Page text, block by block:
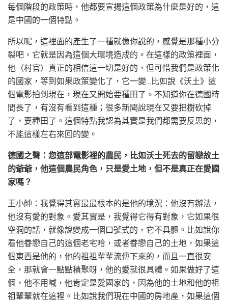
每個階段的政策時，他都要宣揚這個政策為什麼是好的，這
是中國的一個特點。
所以呢，這裡面的產生了一種就像你說的，感覺是那種小分
裂吧，它就是因為這個大環境造成的。在這樣的政策裡面，
他（村官）真正的相信這一切是好的，但可惜我們是政策化
的國家，等到如果政策變化了，它一變…比如說《沃土》這
個電影拍到現在，現在又開始要種田了。不知道你在德國時
間長了，有沒有看到這種；很多新聞說現在又要把樹砍掉
了，要種田了。這個特點我認為其實是我們都需要反思的，
不能這樣左右來回的變。
德國之聲：您這部電影裡的農民，比如沃土死去的留戀故土
的爺爺，他這個農民角色，只是愛土地，但不是真正在愛國
家嗎？
王小帥：我覺得其實最最根本的是他的境況：他沒有辦法，
他沒有愛的對象。愛其實是，我覺得它得有對象，它如果很
空洞的話，就像說變成一個口號式的，它不具體。比如說你
看他眷戀自己的這個老宅哈，或者眷戀自己的土地，如果這
個東西是他的，他的祖祖輩輩流傳下來的，而且一直很安
全，那就會一點點積聚呀，他的愛就很具體。如果做好了這
個，他不用喊，他肯定是愛國家的，因為他的土地和他的祖
祖輩輩就在這裡。比如說我們現在中國的房地產，如果這個